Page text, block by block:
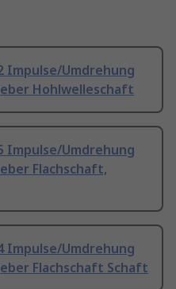
Impulse/Umdrehung
Hohlwelleschaft
Impulse/Umdrehung
Flachschaft,
Impulse/Umdrehung
Flachschaft Schaft